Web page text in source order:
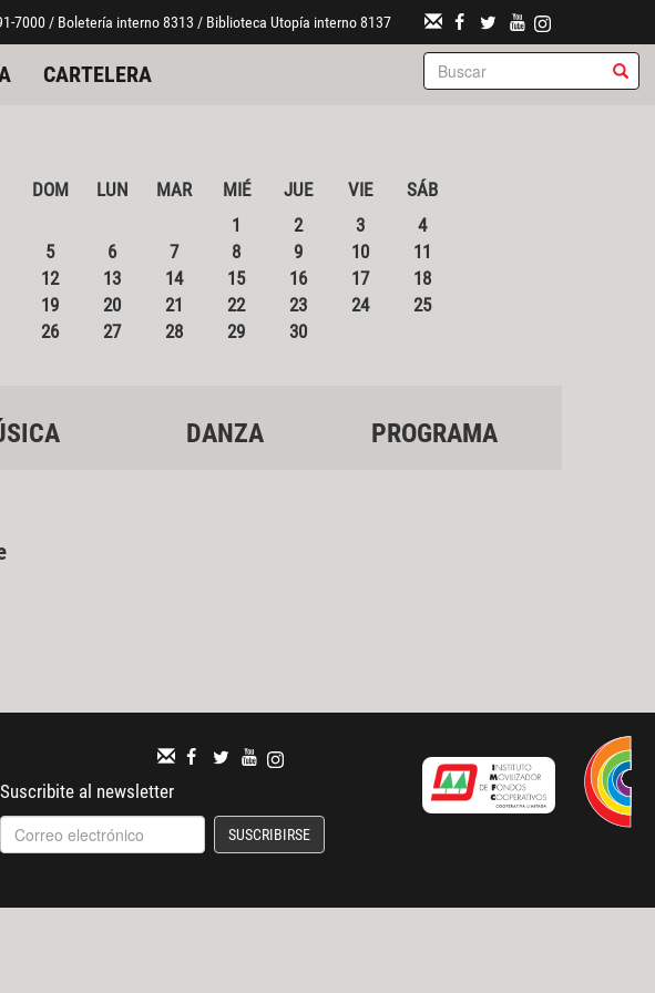
7000 / Boletería interno 8313 / Biblioteca Utopía interno 8137
CARTELERA
DOM LUN MAR MIÉ JUE VIE
SÁB
1
2 3
4
5
6 7 8 9 10
11
12
13 14 15 16 17
18
19
20 21 22 23 24
25
26
27 28 29 30
DANZA PROGRAMA
Suscribite al newsletter
SUSCRIBIRSE